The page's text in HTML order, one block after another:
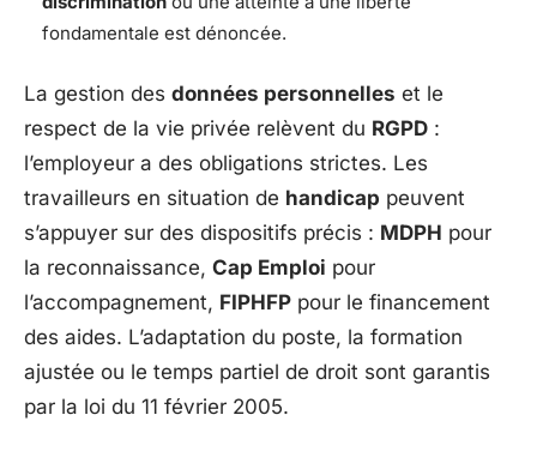
fondamentale est dénoncée.
La gestion des données personnelles et le
respect de la vie privée relèvent du RGPD :
l’employeur a des obligations strictes. Les
travailleurs en situation de handicap peuvent
s’appuyer sur des dispositifs précis : MDPH pour
la reconnaissance, Cap Emploi pour
l’accompagnement, FIPHFP pour le financement
des aides. L’adaptation du poste, la formation
ajustée ou le temps partiel de droit sont garantis
par la loi du 11 février 2005.